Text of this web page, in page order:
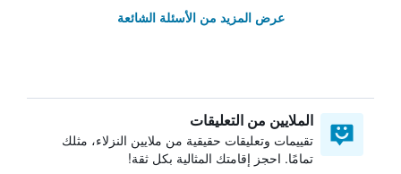
عرض المزيد من الأسئلة الشائعة
الملايين من التعليقات
تقييمات وتعليقات حقيقية من ملايين النزلاء، مثلك
تمامًا. احجز إقامتك المثالية بكل ثقة!